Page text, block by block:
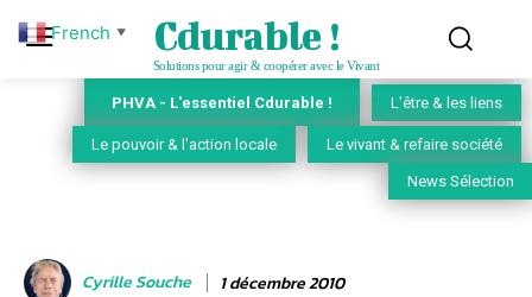
Cdurable !
Solutions pour agir & coopérer avec le Vivant
PHVA - L'essentiel Cdurable ! L'être & les liens
Le pouvoir & l'action locale Le vivant & refaire société
News Sélection
Cyrille Souche 1 décembre 2010
French ▼